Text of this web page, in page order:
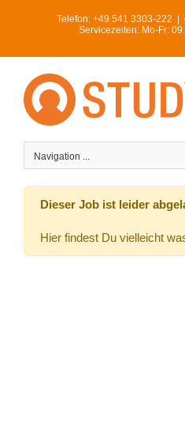
Telefon: +49 541 3303-222
Servicezeiten: Mo-Fr:
Navigation ...
Dieser Job ist leider
Hier findest Du vielleicht